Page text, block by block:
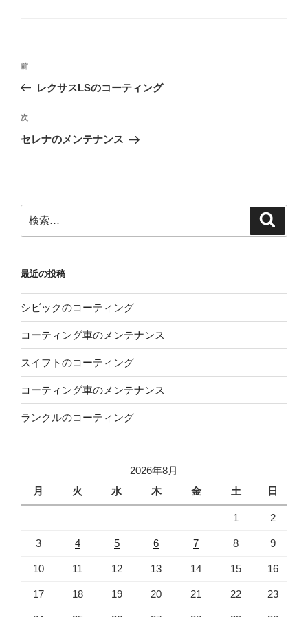
投
ビ
ゲ
ン
前
の
稿
前
レクサスLSのコーティング
次
の
次
セレナのメンテナンス
索:
最近の投稿
シビックのコーティング
コーティング車のメンテナンス
スイフトのコーティング
コーティング車のメンテナンス
ランクルのコーティング
2026年8月
月
火 水 木 金 土 日
1 2
3 4 5 6 7 8 9
10 11 12 13 14 15 16
17 18 19 20 21 22 23